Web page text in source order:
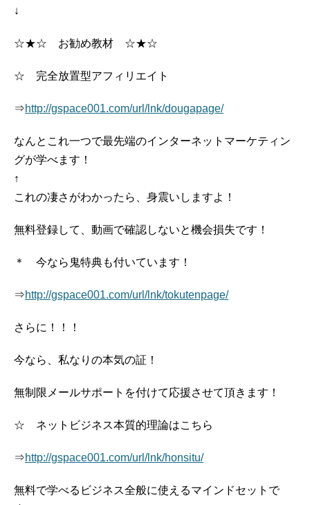
↓
☆★☆ お勧め教材 ☆★☆
☆ 完全放置型アフィリエイト
⇒http://gspace001.com/url/lnk/dougapage/
なんとこれ一つで最先端のインターネットマーケティン
グが学べます！
↑
これの凄さがわかったら、身震いしますよ！
無料登録して、動画で確認しないと機会損失です！
＊ 今なら鬼特典も付いています！
⇒http://gspace001.com/url/lnk/tokutenpage/
さらに！！！
今なら、私なりの本気の証！
無制限メールサポートを付けて応援させて頂きます！
☆ ネットビジネス本質的理論はこちら
⇒http://gspace001.com/url/lnk/honsitu/
無料で学べるビジネス全般に使えるマインドセットで